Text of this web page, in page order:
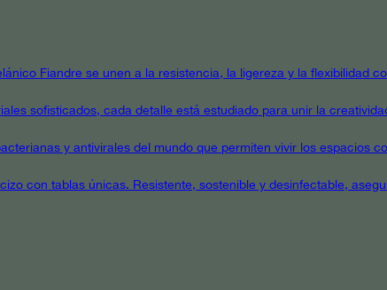
Fiandre se unen a la resistencia, la ligereza y la flexibilidad
sofisticados, cada detalle está estudiado para unir la
y antivirales del mundo que permiten vivir los espacios
con tablas únicas. Resistente, sostenible y desinfectable,